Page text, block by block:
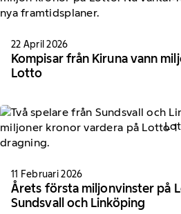
22 April 2026
Kompisar från Kiruna vann
Lotto
11 Februari 2026
Årets första miljonvinster på
Sundsvall och Linköping